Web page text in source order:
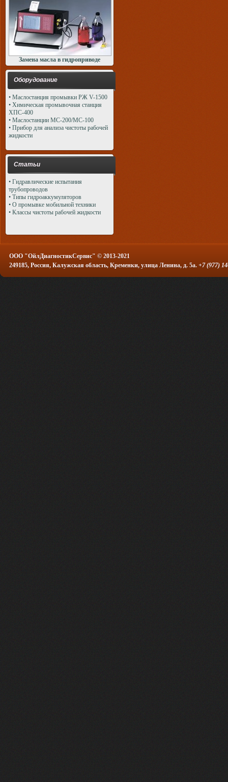
Замена масла в гидроприводе
Оборудование
• Маслостанция промывки РЖ V-1500
• Химическая промывочная станция
ХПС-400
• Маслостанции МС-200/МС-100
• Прибор для анализа чистоты рабочей
жидкости
Статьи
• Гидравлические испытания
трубопроводов
• Типы гидроаккумуляторов
• О промывке мобильной техники
• Классы чистоты рабочей жидкости
OOO "ОйлДиагностикСервис" © 2013-2021
249185, Россия, Калужская область, Кременки, улица Ленина, д. 5а. +7 (977)